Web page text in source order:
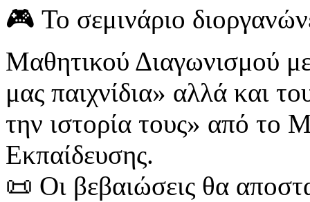
🎮 Το σεμινάριο
Μαθητικού Διαγωνισμού
μας παιχνίδια» αλλά και
την ιστορία τους» από το
Εκπαίδευσης.
📜 Οι βεβαιώσεις θα